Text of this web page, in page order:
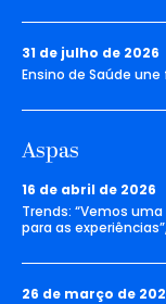
31 de julho de 2026
Ensino de Saúde
Aspas
16 de abril de 2026
Trends: “Vemos
para as
26 de março de